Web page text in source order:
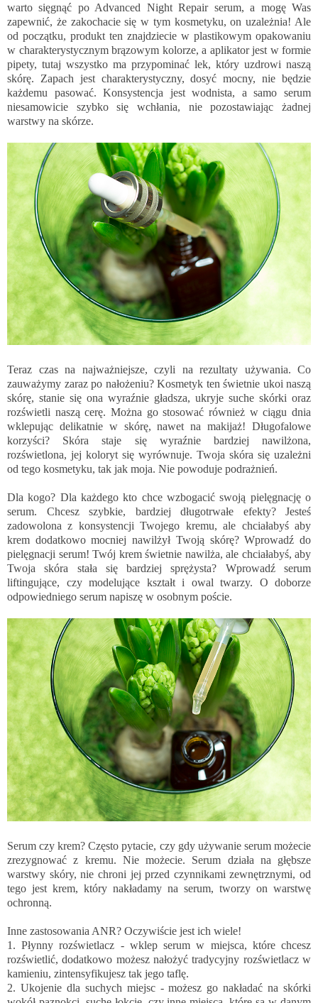
warto sięgnąć po Advanced Night Repair serum, a mogę Was
zapewnić, że zakochacie się w tym kosmetyku, on uzależnia! Ale
od początku, produkt ten znajdziecie w plastikowym opakowaniu
w charakterystycznym brązowym kolorze, a aplikator jest w formie
pipety, tutaj wszystko ma przypominać lek, który uzdrowi naszą
skórę. Zapach jest charakterystyczny, dosyć mocny, nie będzie
każdemu pasować. Konsystencja jest wodnista, a samo serum
niesamowicie szybko się wchłania, nie pozostawiając żadnej
warstwy na skórze.
Teraz czas na najważniejsze, czyli na rezultaty używania. Co
zauważymy zaraz po nałożeniu? Kosmetyk ten świetnie ukoi naszą
skórę, stanie się ona wyraźnie gładsza, ukryje suche skórki oraz
rozświetli naszą cerę. Można go stosować również w ciągu dnia
wklepując delikatnie w skórę, nawet na makijaż! Długofalowe
korzyści? Skóra staje się wyraźnie bardziej nawilżona,
rozświetlona, jej koloryt się wyrównuje. Twoja skóra się uzależni
od tego kosmetyku, tak jak moja. Nie powoduje podrażnień.
Dla kogo? Dla każdego kto chce wzbogacić swoją pielęgnację o
serum. Chcesz szybkie, bardziej długotrwałe efekty? Jesteś
zadowolona z konsystencji Twojego kremu, ale chciałabyś aby
krem dodatkowo mocniej nawilżył Twoją skórę? Wprowadź do
pielęgnacji serum! Twój krem świetnie nawilża, ale chciałabyś, aby
Twoja skóra stała się bardziej sprężysta? Wprowadź serum
liftingujące, czy modelujące kształt i owal twarzy. O doborze
odpowiedniego serum napiszę w osobnym poście.
Serum czy krem? Często pytacie, czy gdy używanie serum możecie
zrezygnować z kremu. Nie możecie. Serum działa na głębsze
warstwy skóry, nie chroni jej przed czynnikami zewnętrznymi, od
tego jest krem, który nakładamy na serum, tworzy on warstwę
ochronną.
Inne zastosowania ANR? Oczywiście jest ich wiele!
1. Płynny rozświetlacz - wklep serum w miejsca, które chcesz
rozświetlić, dodatkowo możesz nałożyć tradycyjny rozświetlacz w
kamieniu, zintensyfikujesz tak jego taflę.
2. Ukojenie dla suchych miejsc - możesz go nakładać na skórki